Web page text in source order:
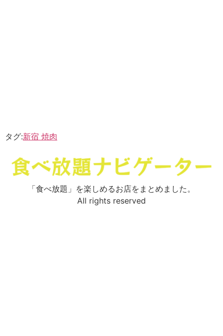
タグ:新宿 焼肉
「食べ放題」を楽しめるお店をまとめました。
All rights reserved